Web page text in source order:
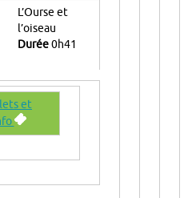
L’Ourse et
l’oiseau
Durée0h41
et